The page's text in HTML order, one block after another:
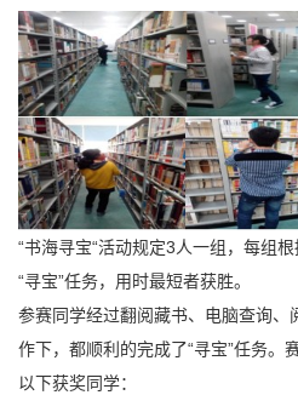
“书海寻宝“活动规定3人一组，每组
“寻宝”任务，用时最短者获胜。
参赛同学经过翻阅藏书、电脑查询、
作下，都顺利的完成了“寻宝”任务。
以下获奖同学：